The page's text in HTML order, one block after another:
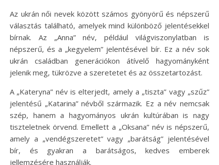
Az ukrán női nevek között számos gyönyörű és népszerű
választás található, amelyek mind különböző jelentésekkel
bírnak. Az „Anna” név, például világviszonylatban is
népszerű, és a „kegyelem” jelentésével bír. Ez a név sok
ukrán családban generációkon átívelő hagyományként
jelenik meg, tükrözve a szeretetet és az összetartozást.
A „Kateryna” név is elterjedt, amely a „tiszta” vagy „szűz”
jelentésű „Katarina” névből származik. Ez a név nemcsak
szép, hanem a hagyományos ukrán kultúrában is nagy
tiszteletnek örvend. Emellett a „Oksana” név is népszerű,
amely a „vendégszeretet” vagy „barátság” jelentésével
bír, és gyakran a barátságos, kedves emberek
jellemzésére használják.